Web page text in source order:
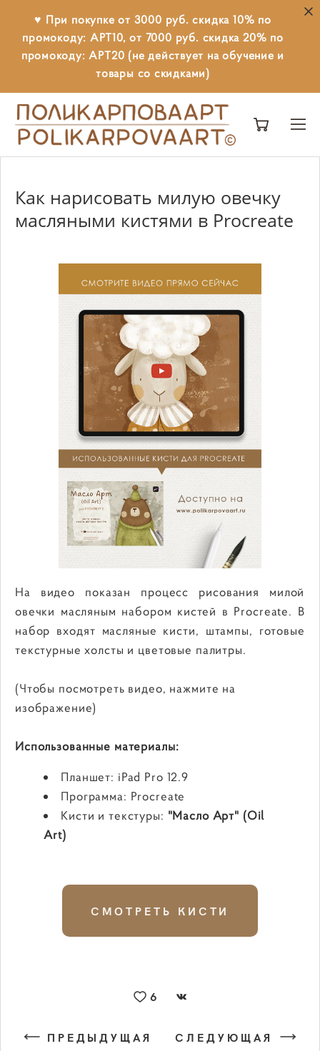
♥ При покупке от 3000 руб. скидка 10% по
промокоду: АРТ10, от 7000 руб. скидка 20% по
промокоду: АРТ20 (не действует на обучение и
товары со скидками)
Как нарисовать милую овечку
масляными кистями в Procreate
На видео показан процесс рисования милой
овечки масляным набором кистей в Procreate. В
набор входят масляные кисти, штампы, готовые
текстурные холсты и цветовые палитры.
(Чтобы посмотреть видео, нажмите на
изображение)
Использованные материалы:
Планшет: iPad Pro 12.9
Программа: Procreate
Кисти и текстуры: "Масло Арт" (Oil
Art)
СМОТРЕТЬ КИСТИ
6
ПРЕДЫДУЩАЯ СЛЕДУЮЩАЯ